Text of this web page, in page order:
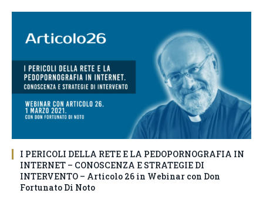
I PERICOLI DELLA RETE E LA PEDOPORNOGRAFIA IN
INTERNET – CONOSCENZA E STRATEGIE DI
INTERVENTO – Articolo 26 in Webinar con Don
Fortunato Di Noto